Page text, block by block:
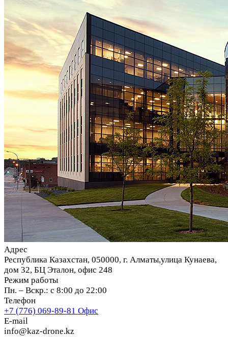
Адрес
Республика Казахстан, 050000, г. Алматы,улица Кунаева,
дом 32, БЦ Эталон, офис 248
Режим работы
Пн. – Вскр.: с 8:00 до 22:00
Телефон
+7 (776) 069-89-81 Офис
E-mail
info@kaz-drone.kz